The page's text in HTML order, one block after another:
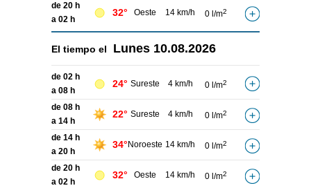
de 20 h
a 02 h
32° Oeste 14 km/h 0 l/m2
El tiempo el Lunes 10.08.2026
de 02 h
a 08 h
24° Sureste 4 km/h 0 l/m2
de 08 h
a 14 h
22° Sureste 4 km/h 0 l/m2
de 14 h
a 20 h
34° Noroeste 14 km/h 0 l/m2
de 20 h
a 02 h
32° Oeste 14 km/h 0 l/m2